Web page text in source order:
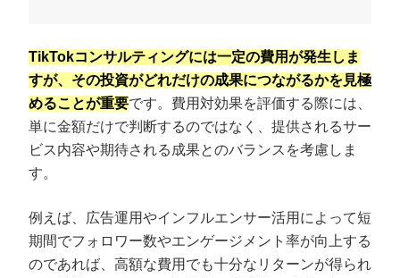
TikTokコンサルティングには一定の費用が発生しま
すが、その投資がどれだけの成果につながるかを見極
めることが重要です。費用対効果を評価する際には、
単に金額だけで判断するのではなく、提供されるサー
ビス内容や期待される成果とのバランスを考慮しま
す。
例えば、広告運用やインフルエンサー活用によって短
期間でフォロワー数やエンゲージメント率が向上する
のであれば、高額な費用でも十分なリターンが得られ